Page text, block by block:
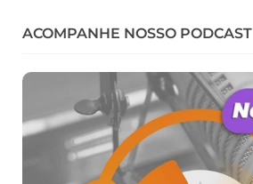
ACOMPANHE NOSSO PODCAST